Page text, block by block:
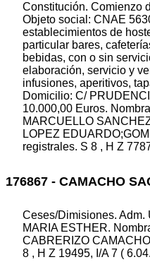
Constitución. Comienzo
Objeto social: CNAE
establecimientos de
particular bares,
bebidas, con o sin
elaboración, servicio y
infusiones, aperitivos,
Domicilio: C/
10.000,00 Euros.
MARCUELLO
LOPEZ
registrales. S 8 , H Z
176867 - CAMACHO
Ceses/Dimisiones. Adm.
MARIA ESTHER.
CABRERIZO
8 , H Z 19495, I/A 7 (